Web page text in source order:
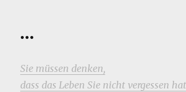
…
Sie müssen denken,
dass das Leben Sie nicht vergessen